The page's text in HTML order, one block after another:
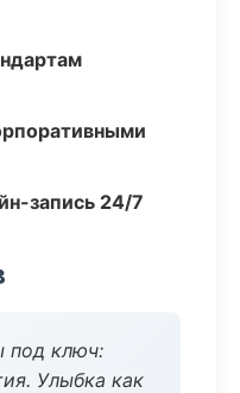
запись 24/7
под ключ:
Улыбка как